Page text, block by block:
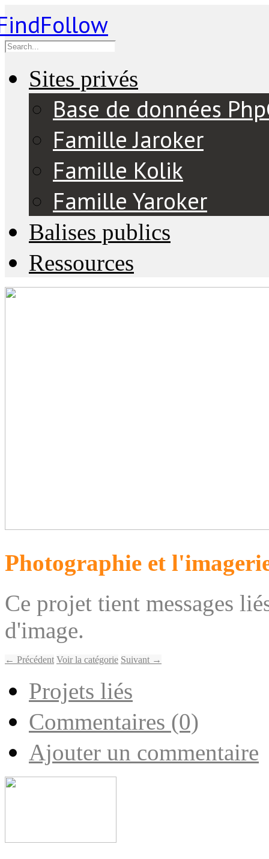
Sites privés
Base de données
Famille Jaroker
Famille Kolik
Famille Yaroker
Balises publics
Ressources
Photographie et
Ce projet tient messages
d'image.
← Précédent Voir la catégorie Suivant →
Projets liés
Commentaires (0)
Ajouter un commentaire